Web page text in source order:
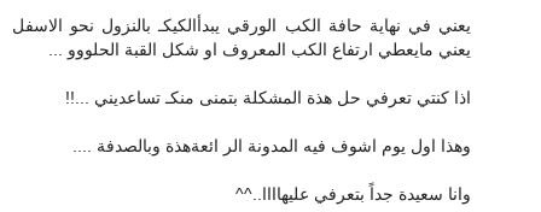
يعني في نهاية حافة الكب الورقي يبدأالكيكـ بالنزول نحو الاسفل
يعني مايعطي ارتفاع الكب المعروف او شكل القبة الحلووو ...
اذا كنتي تعرفي حل هذة المشكلة بتمنى منكـ تساعديني ...!!
وهذا اول يوم اشوف فيه المدونة الر ائعةهذة وبالصدفة ....
وانا سعيدة جداً بتعرفي عليهاااا..^^